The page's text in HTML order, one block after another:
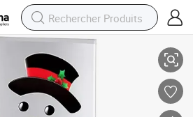
autocollant en PVC pour réfrigérateur
vendre, aimants de réfrigérateur,